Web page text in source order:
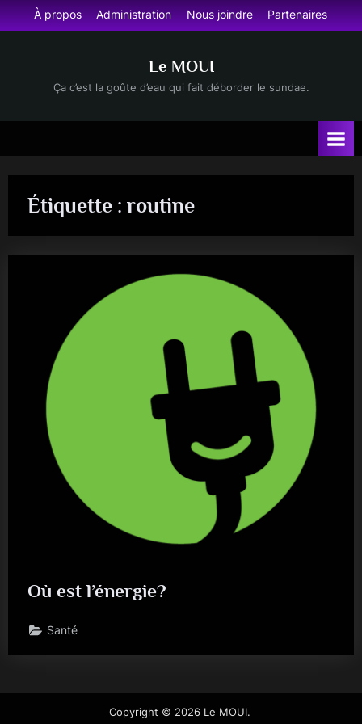
Skip
to
À propos Administration Nous joindre Partenaires
Le MOUI
Ça c’est la goûte d’eau qui fait déborder le sundae.
Étiquette : routine
Où est l’énergie?
Santé
Copyright © 2026 Le MOUI.